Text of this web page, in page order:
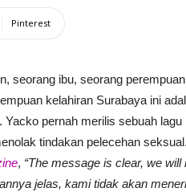
Pinterest
seorang ibu, seorang
kelahiran Surabaya ini
pernah merilis sebuah lagu
tindakan pelecehan seksual.
, “The message is clear, we will
jelas, kami tidak akan